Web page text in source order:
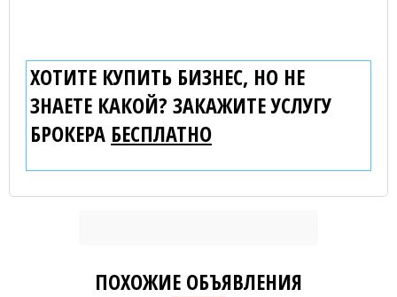
ХОТИТЕ КУПИТЬ БИЗНЕС, НО НЕ
ЗНАЕТЕ КАКОЙ? ЗАКАЖИТЕ УСЛУГУ
БРОКЕРА БЕСПЛАТНО
ПОХОЖИЕ ОБЪЯВЛЕНИЯ